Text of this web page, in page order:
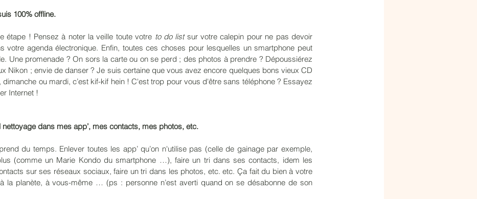
100% offline.
étape ! Pensez à noter la veille toute votre to do list sur votre calepin pour ne pas devoir
votre agenda électronique. Enfin, toutes ces choses pour lesquelles un smartphone peut
Une promenade ? On sors la carte ou on se perd ; des photos à prendre ? Dépoussiérez
Nikon ; envie de danser ? Je suis certaine que vous avez encore quelques bons vieux CD
ou mardi, c’est kif-kif hein ! C'est trop pour vous d'être sans téléphone ? Essayez
Internet !
dans mes app’, mes contacts, mes photos, etc.
du temps. Enlever toutes les app’ qu’on n'utilise pas (celle de gainage par exemple,
(comme un Marie Kondo du smartphone …), faire un tri dans ses contacts, idem les
sur ses réseaux sociaux, faire un tri dans les photos, etc. etc. Ça fait du bien à votre
la planète, à vous-même … (ps : personne n’est averti quand on se désabonne de son